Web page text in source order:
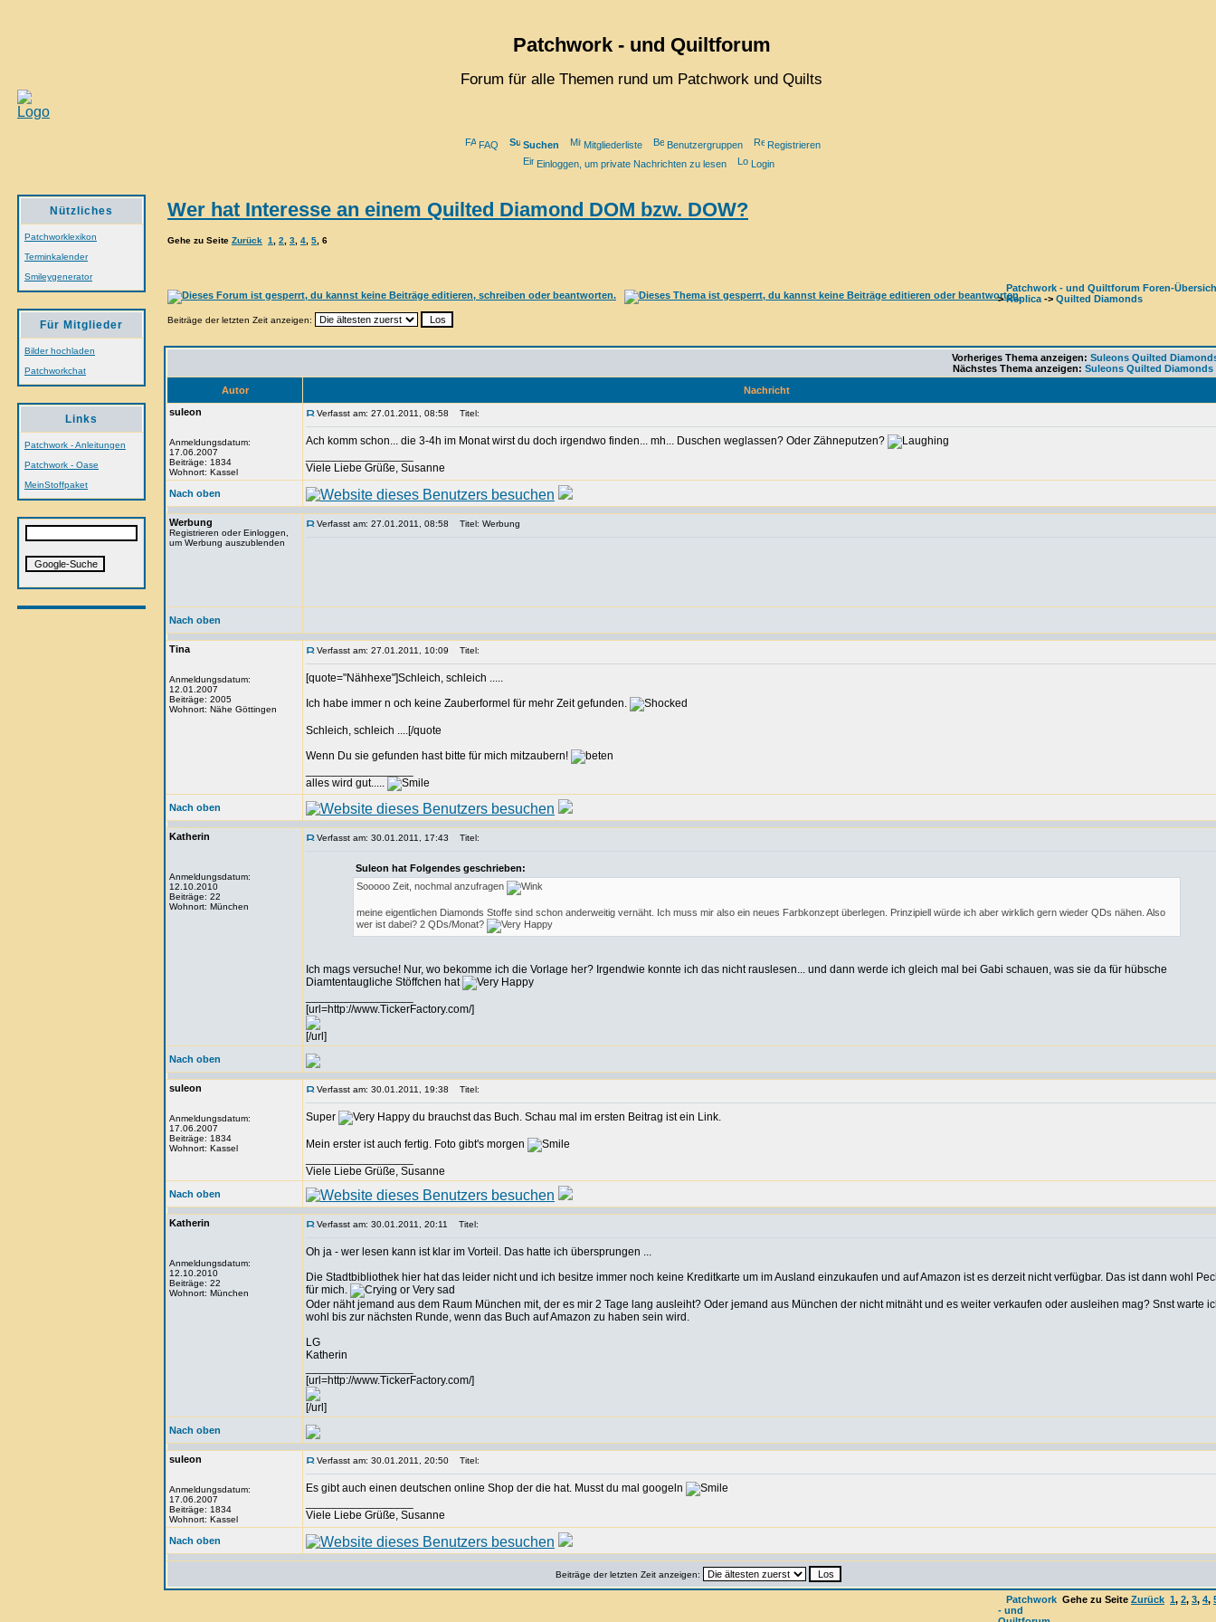
Patchwork - und Quiltforum
Forum für alle Themen rund um Patchwork und Quilts
FAQ Suchen Mitgliederliste Benutzergruppen
Registrieren
Einloggen, um private Nachrichten zu lesen
Login
Nützliches
Patchworklexikon
Terminkalender
Smileygenerator
Für Mitglieder
Bilder hochladen
Patchworkchat
Links
Patchwork - Anleitungen
Patchwork - Oase
MeinStoffpaket
Wer hat Interesse an einem Quilted Diamond DOM bzw. DOW?
Gehe zu Seite Zurück 1 2 3 4 5 6
Patchwork - und Quiltforum Foren-
>Replica -> Quilted Diamonds
Beiträge der letzten Zeit anzeigen:
Vorheriges Thema anzeigen: Suleons Quilted
Nächstes Thema anzeigen: Suleons Quilted Diamonds
Autor
Nachricht
suleon
Anmeldungsdatum:
17.06.2007
Beiträge: 1834
Wohnort: Kassel
Verfasst am: 27.01.2011, 08:58 Titel:
Ach komm schon... die 3-4h im Monat wirst du doch irgendwo finden... mh... Duschen weglassen? Oder Zähneputzen?
Viele Liebe Grüße, Susanne
Nach oben
Werbung
Registrieren oder Einloggen,
um Werbung auszublenden
Verfasst am: 27.01.2011, 08:58 Titel: Werbung
Nach oben
Tina
Anmeldungsdatum:
12.01.2007
Beiträge: 2005
Wohnort: Nähe Göttingen
Verfasst am: 27.01.2011, 10:09 Titel:
[quote="Nähhexe"]Schleich, schleich .....
Ich habe immer n och keine Zauberformel für mehr Zeit gefunden.
Schleich, schleich ....[/quote
Wenn Du sie gefunden hast bitte für mich mitzaubern!
alles wird gut.....
Nach oben
Katherin
Anmeldungsdatum:
12.10.2010
Beiträge: 22
Wohnort: München
Verfasst am: 30.01.2011, 17:43 Titel:
Suleon hat Folgendes geschrieben:
Sooooo Zeit, nochmal anzufragen
meine eigentlichen Diamonds Stoffe sind schon anderweitig vernäht. Ich muss mir also ein neues Farbkonzept überlegen. Prinzipiell würde ich aber wirklich gern wieder QDs nähen. Also
wer ist dabei? 2 QDs/Monat?
Ich mags versuche! Nur, wo bekomme ich die Vorlage her? Irgendwie konnte ich das nicht rauslesen... und dann werde ich gleich mal bei Gabi schauen, was sie da für hübsche
Diamtentaugliche Stöffchen hat
[url=http://www.TickerFactory.com/]
[/url]
Nach oben
suleon
Anmeldungsdatum:
17.06.2007
Beiträge: 1834
Wohnort: Kassel
Verfasst am: 30.01.2011, 19:38 Titel:
Super du brauchst das Buch. Schau mal im ersten Beitrag ist ein Link.
Mein erster ist auch fertig. Foto gibt's morgen
Viele Liebe Grüße, Susanne
Nach oben
Katherin
Anmeldungsdatum:
12.10.2010
Beiträge: 22
Wohnort: München
Verfasst am: 30.01.2011, 20:11 Titel:
Oh ja - wer lesen kann ist klar im Vorteil. Das hatte ich übersprungen ...
Die Stadtbibliothek hier hat das leider nicht und ich besitze immer noch keine Kreditkarte um im Ausland einzukaufen und auf Amazon ist es derzeit nicht verfügbar. Das ist dann wohl
für mich.
Oder näht jemand aus dem Raum München mit, der es mir 2 Tage lang ausleiht? Oder jemand aus München der nicht mitnäht und es weiter verkaufen oder ausleihen mag? Snst warte
wohl bis zur nächsten Runde, wenn das Buch auf Amazon zu haben sein wird.
LG
Katherin
[url=http://www.TickerFactory.com/]
[/url]
Nach oben
suleon
Anmeldungsdatum:
17.06.2007
Beiträge: 1834
Wohnort: Kassel
Verfasst am: 30.01.2011, 20:50 Titel:
Es gibt auch einen deutschen online Shop der die hat. Musst du mal googeln
Viele Liebe Grüße, Susanne
Nach oben
Beiträge der letzten Zeit anzeigen:
Patchwork
- und
Gehe zu Seite Zurück 1, 2, 3, 4,